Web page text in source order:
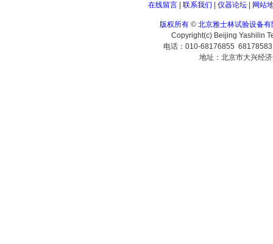
在线留言| 联系我们 仪器论坛| 网站
版权所有 © 北京雅士林试验设备有
Copyright(c) Beijing Yashilin
电话：010-68176855
地址：北京市大兴经